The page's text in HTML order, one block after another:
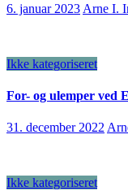
6. januar 2023 Arne I.
Ikke kategoriseret
For- og ulemper ved
31. december 2022
Ikke kategoriseret